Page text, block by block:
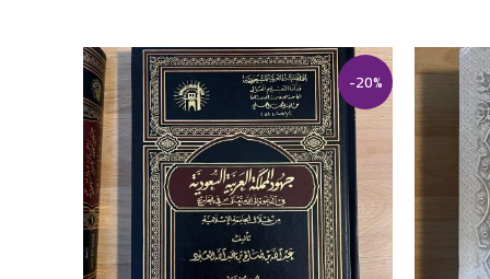
-20%